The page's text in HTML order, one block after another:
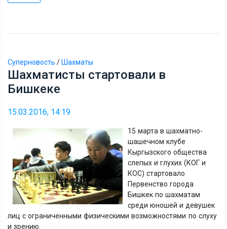
Суперновость / Шахматы
Шахматисты стартовали в
Бишкеке
15.03.2016, 14:19
15 марта в шахматно-
шашечном клубе
Кыргызского общества
слепых и глухих (КОГ и
КОС) стартовало
Первенство города
Бишкек по шахматам
среди юношей и девушек
лиц с ограниченными физическими возможностями по слуху
и зрению.